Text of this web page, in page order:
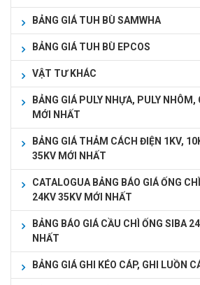
BẢNG GIÁ TUH BÙ SAMWHA
BẢNG GIÁ TUH BÙ EPCOS
VẬT TƯ KHÁC
BẢNG GIÁ PULY NHỰA, PULY NHÔM,
MỚI NHẤT
BẢNG GIÁ THẢM CÁCH ĐIỆN 1KV,
35KV MỚI NHẤT
CATALOGUA BẢNG BÁO GIÁ ỐNG
24KV 35KV MỚI NHẤT
BẢNG BÁO GIÁ CẦU CHÌ ỐNG SIBA
NHẤT
BẢNG GIÁ GHI KÉO CÁP, GHI LUỒN